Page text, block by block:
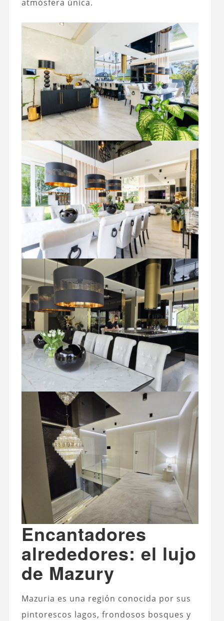
atmósfera única.
Encantadores
alrededores: el lujo
de Mazury
Mazuria es una región conocida por sus
pintorescos lagos, frondosos bosques y